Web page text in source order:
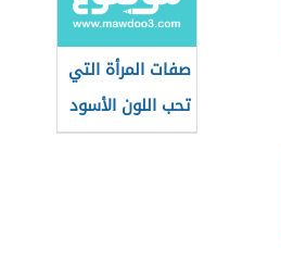
صفات المرأة التي
تحب اللون الأسود